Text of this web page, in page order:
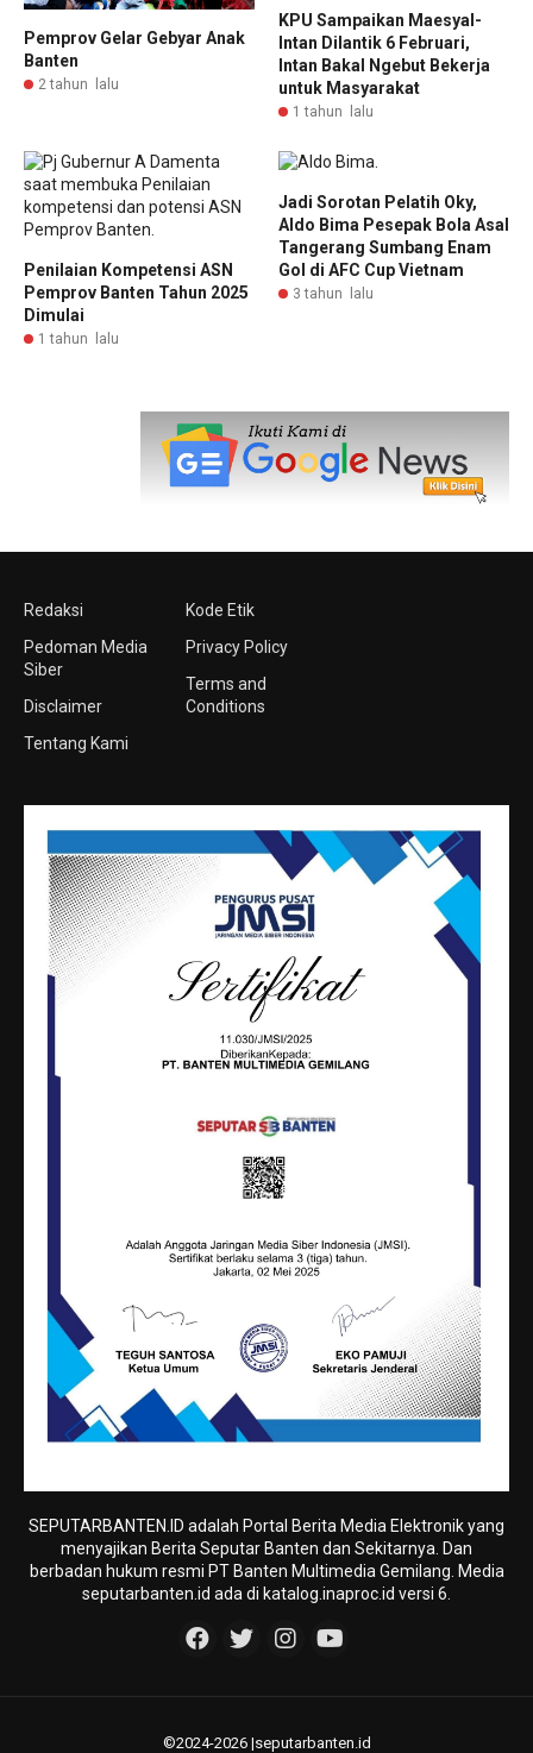
Pemprov Gelar Gebyar Anak
Banten
2 tahun lalu
KPU Sampaikan Maesyal-
Intan Dilantik 6 Februari,
Intan Bakal Ngebut Bekerja
untuk Masyarakat
1 tahun lalu
Penilaian Kompetensi ASN
Pemprov Banten Tahun 2025
Dimulai
1 tahun lalu
Jadi Sorotan Pelatih Oky,
Aldo Bima Pesepak Bola Asal
Tangerang Sumbang Enam
Gol di AFC Cup Vietnam
3 tahun lalu
Redaksi
Pedoman Media
Siber
Disclaimer
Tentang Kami
Kode Etik
Privacy Policy
Terms and
Conditions
SEPUTARBANTEN.ID adalah Portal Berita Media Elektronik yang
menyajikan Berita Seputar Banten dan Sekitarnya. Dan
berbadan hukum resmi PT Banten Multimedia Gemilang. Media
seputarbanten.id ada di katalog.inaproc.id versi 6.
©2024-2026 |seputarbanten.id